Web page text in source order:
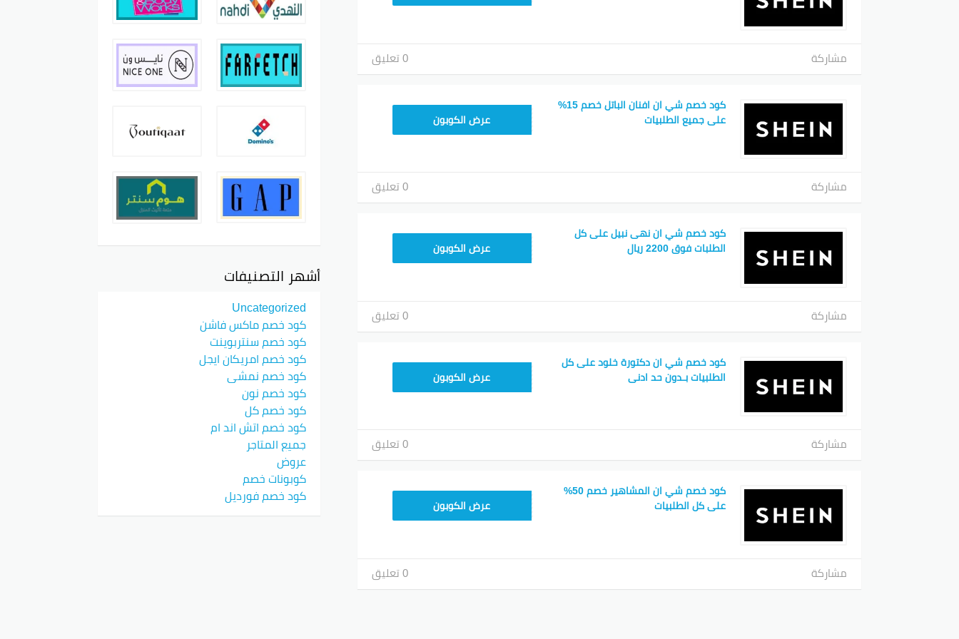
مشاركة 0 تعليق
كود خصم شي ان افنان الباتل خصم 15%
على جميع الطلبيات
MEAF25عرض الكوبون
مشاركة 0 تعليق
كود خصم شي ان نهى نبيل على كل
الطلبات فوق 2200 ريال
MEAF25عرض الكوبون
مشاركة 0 تعليق
كود خصم شي ان دكتورة خلود على كل
الطلبيات بـدون حد ادنى
MEAF25عرض الكوبون
مشاركة 0 تعليق
كود خصم شي ان المشاهير خصم 50%
على كل الطلبيات
MEAF25عرض الكوبون
مشاركة 0 تعليق
أشهر التصنيفات
Uncategorized
كود خصم ماكس فاشن
كود خصم سنتربوينت
كود خصم امريكان ايجل
كود خصم نمشي
كود خصم نون
كود خصم كل
كود خصم اتش اند ام
جميع المتاجر
عروض
كوبونات خصم
كود خصم فورديل